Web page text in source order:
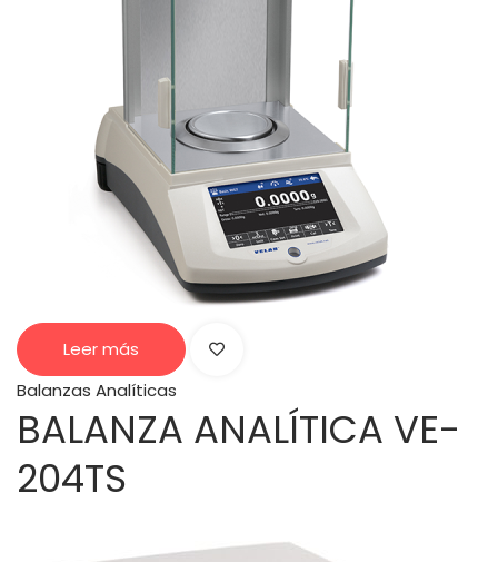
Leer más
Balanzas Analíticas
BALANZA ANALÍTICA VE-
204TS